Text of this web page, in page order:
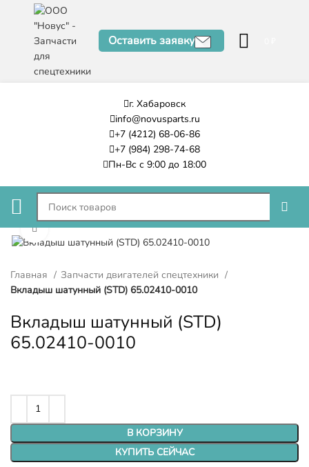
Оставить заявку
г. Хабаровск
info@novusparts.ru
+7 (4212) 68-06-86
+7 (984) 298-74-68
Пн-Вс с 9:00 до 18:00
Нажмите, чтобы увеличить
Главная
Запчасти двигателей спецтехники
Вкладыш шатунный (STD) 65.02410-0010
Вкладыш шатунный (STD)
65.02410-0010
В КОРЗИНУ
КУПИТЬ СЕЙЧАС